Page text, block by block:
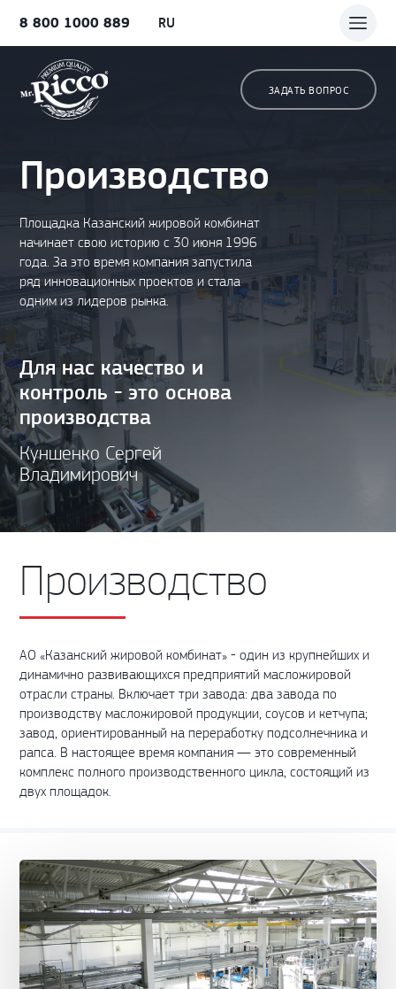
8 800 1000 889 RU
ЗАДАТЬ ВОПРОС
Производство
Площадка Казанский жировой комбинат
начинает свою историю с 30 июня 1996
года. За это время компания запустила
ряд инновационных проектов и стала
одним из лидеров рынка.
Для нас качество и
контроль - это основа
производства
Куншенко Сергей
Владимирович
Производство
АО «Казанский жировой комбинат» - один из крупнейших и
динамично развивающихся предприятий масложировой
отрасли страны. Включает три завода: два завода по
производству масложировой продукции, соусов и кетчупа;
завод, ориентированный на переработку подсолнечника и
рапса. В настоящее время компания — это современный
комплекс полного производственного цикла, состоящий из
двух площадок.